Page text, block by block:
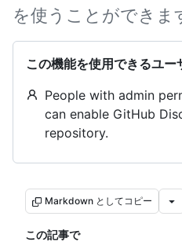
を使うことができま
この機能を使用できるユー
People with admin
can enable GitHub
repository.
Markdown としてコピー
この記事で